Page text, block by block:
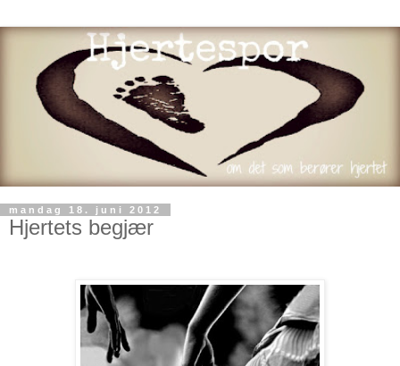
mandag 18. juni 2012
Hjertets begjær